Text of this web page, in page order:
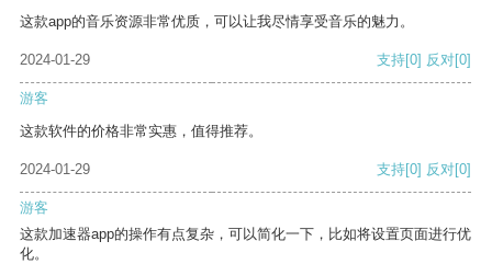
这款app的音乐资源非常优质，可以让我尽情享受音乐的魅力。
2024-01-29 支持[0] 反对[0]
游客
这款软件的价格非常实惠，值得推荐。
2024-01-29 支持[0] 反对[0]
游客
这款加速器app的操作有点复杂，可以简化一下，比如将设置页面进行优
化。